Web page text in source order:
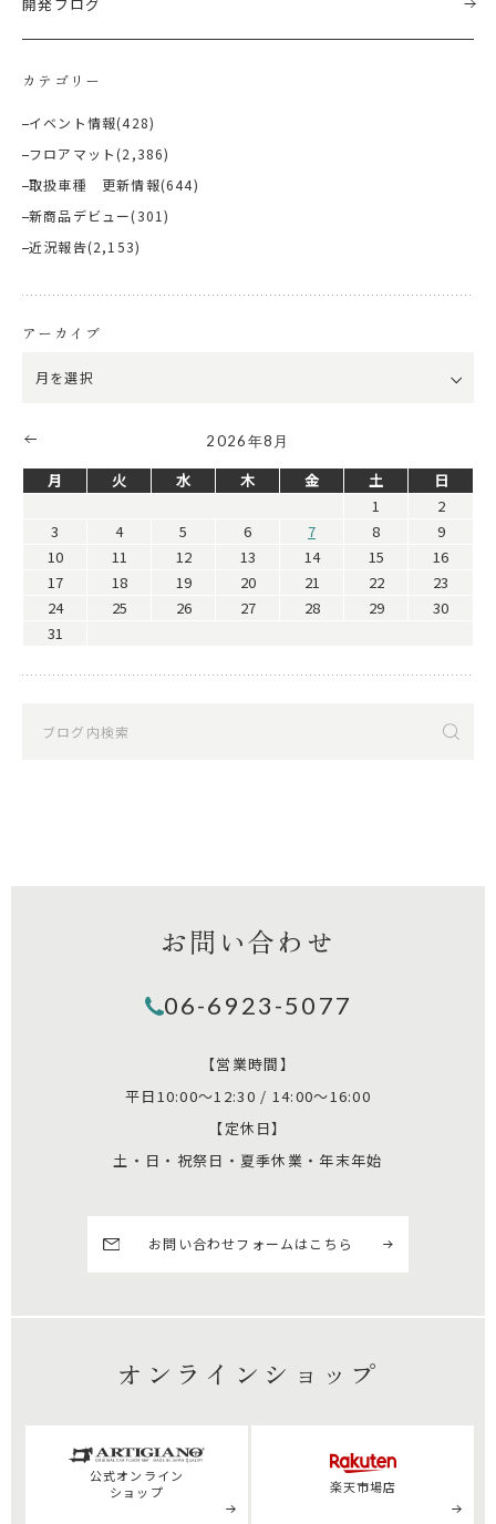
カテゴリー
イベント情報(428)
フロアマット (2,386)
取扱車種 更新情報(644)
新商品デビュー(301)
近況報告(2,153)
アーカイブ
2026年8月
月 火 水 木 金 土
日
1
2
3
4 5 6 7 8
9
10
11 12 13 14 15
16
17
18 19 20 21 22
23
24
25 26 27 28 29
30
31
お問い合わせ
06-6923-5077
【営業時間】
平日10:00～12:30 / 14:00～16:00
【定休日】
土・日・祝祭日・夏季休業・年末年始
お問い合わせフォームはこちら
オンラインショップ
公式オンライン
ショップ
楽天市場店